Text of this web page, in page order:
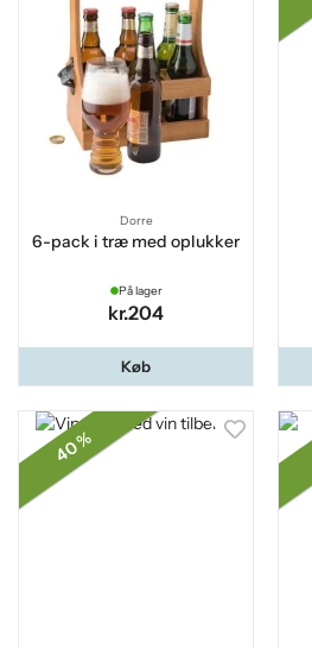
Dorre
6-pack i træ med oplukker
På lager
kr.204
Køb
40 %